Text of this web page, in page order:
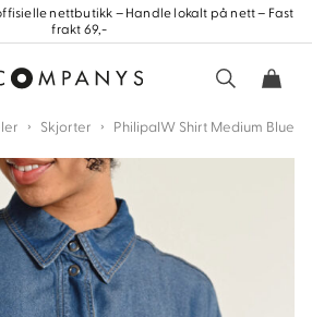
nettbutikk – Handle lokalt på nett – Fast
frakt 69,-
› Skjorter › PhilipaIW Shirt Medium Blue